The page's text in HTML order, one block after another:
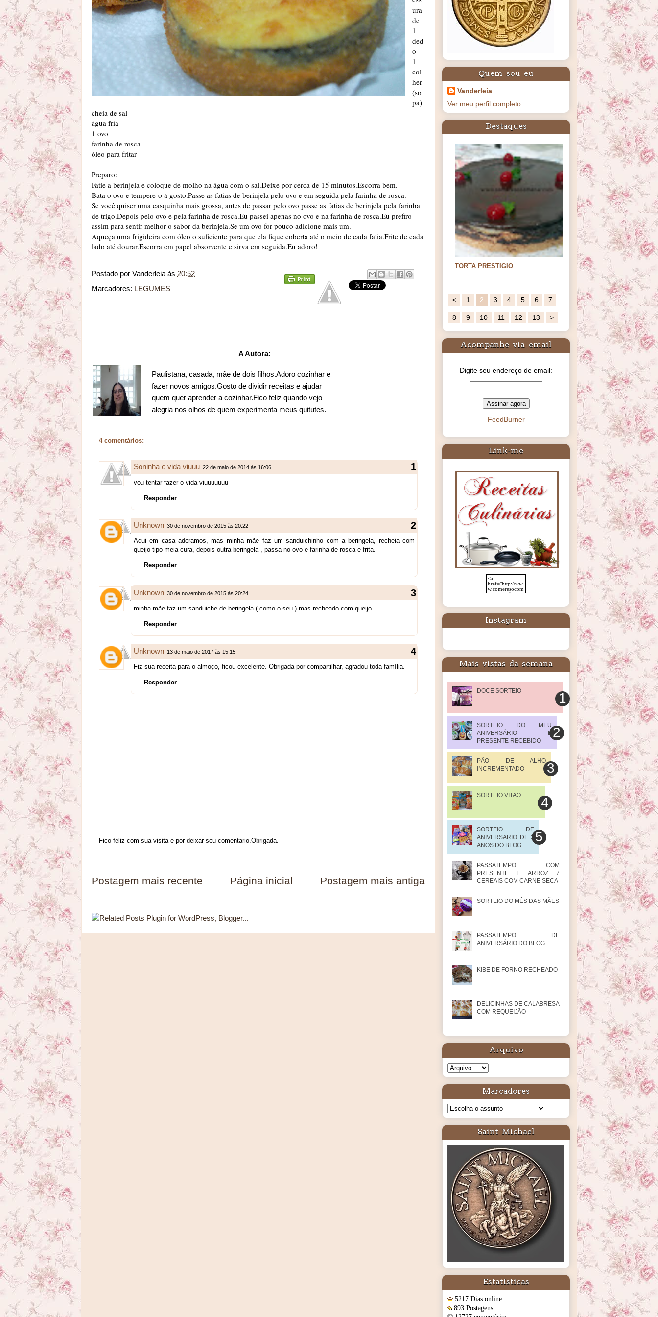
ura
de
1
ded
o
1
col
her
(so
pa)
cheia de sal
água fria
1 ovo
farinha de rosca
óleo para fritar
Preparo:
Fatie a berinjela e coloque de molho na água com o sal.Deixe por cerca de 15 minutos.Escorra bem.
Bata o ovo e tempere-o à gosto.Passe as fatias de berinjela pelo ovo e em seguida pela farinha de rosca.
Se você quiser uma casquinha mais grossa, antes de passar pelo ovo passe as fatias de berinjela pela farinha
de trigo.Depois pelo ovo e pela farinha de rosca.Eu passei apenas no ovo e na farinha de rosca.Eu prefiro
assim para sentir melhor o sabor da berinjela.Se um ovo for pouco adicione mais um.
Aqueça uma frigideira com óleo o suficiente para que ela fique coberta até o meio de cada fatia.Frite de cada
lado até dourar.Escorra em papel absorvente e sirva em seguida.Eu adoro!
Postado por Vanderleia às 20:52
Marcadores: LEGUMES
A Autora:
Paulistana, casada, mãe de dois filhos.Adoro cozinhar e
fazer novos amigos.Gosto de dividir receitas e ajudar
quem quer aprender a cozinhar.Fico feliz quando vejo
alegria nos olhos de quem experimenta meus quitutes.
4 comentários:
Soninha o vida viuuu 22 de maio de 2014 às 16:06
vou tentar fazer o vida viuuuuuuu
Responder
Unknown 30 de novembro de 2015 às 20:22
Aqui em casa adoramos, mas minha mãe faz um sanduichinho com a beringela, recheia com
queijo tipo meia cura, depois outra beringela , passa no ovo e farinha de rosca e frita.
Responder
Unknown 30 de novembro de 2015 às 20:24
minha mãe faz um sanduiche de beringela ( como o seu ) mas recheado com queijo
Responder
Unknown 13 de maio de 2017 às 15:15
Fiz sua receita para o almoço, ficou excelente. Obrigada por compartilhar, agradou toda família.
Responder
Fico feliz com sua visita e por deixar seu comentario.Obrigada.
Postagem mais recente Postagem mais antiga
Página inicial
Quem sou eu
Vanderleia
Ver meu perfil completo
Destaques
TORTA PRESTIGIO
< 1 2 3 4 5 6 7
8 9 10 11 12 13 >
Acompanhe via email
Digite seu endereço de email:
FeedBurner
Link-me
Instagram
Mais vistas da semana
DOCE SORTEIO
SORTEIO DO MEU
ANIVERSÁRIO E
PRESENTE RECEBIDO
PÃO DE ALHO
INCREMENTADO
SORTEIO VITAO
SORTEIO DE
ANIVERSARIO DE 2
ANOS DO BLOG
PASSATEMPO COM
PRESENTE E ARROZ 7
CEREAIS COM CARNE SECA
SORTEIO DO MÊS DAS MÃES
PASSATEMPO DE
ANIVERSÁRIO DO BLOG
KIBE DE FORNO RECHEADO
DELICINHAS DE CALABRESA
COM REQUEIJÃO
Arquivo
Marcadores
Saint Michael
Estatísticas
5217 Dias online
893 Postagens